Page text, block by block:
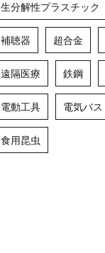
生分解性プラスチック
補聴器 超合金
遠隔医療 鉄鋼
電動工具 電気バス
食用昆虫